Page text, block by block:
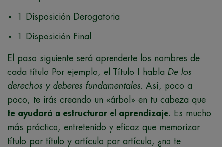
1 Disposición Derogatoria
1 Disposición Final
El paso siguiente será aprenderte los nombres de
cada título Por ejemplo, el Título I habla De los
derechos y deberes fundamentales. Así, poco a
poco, te irás creando un «árbol» en tu cabeza que
te ayudará a estructurar el aprendizaje. Es mucho
más práctico, entretenido y eficaz que memorizar
título por título y artículo por artículo, ¿no te